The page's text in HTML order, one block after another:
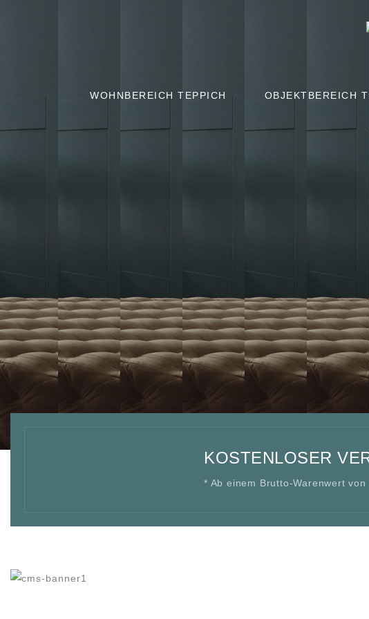
WOHNBEREICH TEPPICH OBJEKTBEREICH
1
2
3
KOSTENLOSER
* Ab einem Brutto-Warenwert von